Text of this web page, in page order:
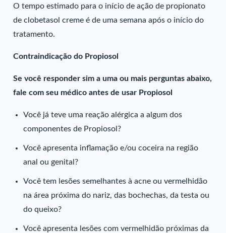
O tempo estimado para o início de ação de propionato
de clobetasol creme é de uma semana após o início do
tratamento.
Contraindicação do Propiosol
Se você responder sim a uma ou mais perguntas abaixo,
fale com seu médico antes de usar Propiosol
Você já teve uma reação alérgica a algum dos
componentes de Propiosol?
Você apresenta inflamação e/ou coceira na região
anal ou genital?
Você tem lesões semelhantes à acne ou vermelhidão
na área próxima do nariz, das bochechas, da testa ou
do queixo?
Você apresenta lesões com vermelhidão próximas da